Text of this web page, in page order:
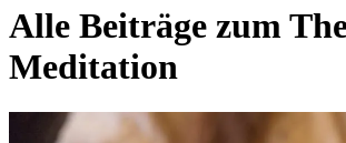
Alle Beiträge zum
Meditation